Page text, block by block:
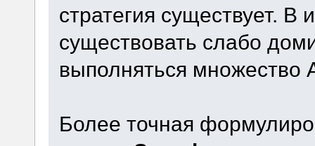
стратегия существует. В
существовать слабо
выполняться множество
Более точная